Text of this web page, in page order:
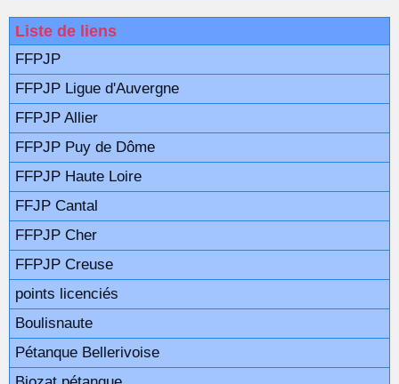
Liste de liens
FFPJP
FFPJP Ligue d'Auvergne
FFPJP Allier
FFPJP Puy de Dôme
FFPJP Haute Loire
FFJP Cantal
FFPJP Cher
FFPJP Creuse
points licenciés
Boulisnaute
Pétanque Bellerivoise